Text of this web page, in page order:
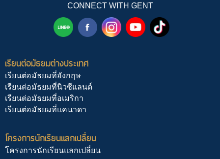
CONNECT WITH GENT
เรียนต่อมัธยมต่างประเทศ
เรียนต่อมัธยมที่อังกฤษ
เรียนต่อมัธยมที่นิวซีแลนด์
เรียนต่อมัธยมที่อเมริกา
เรียนต่อมัธยมที่แคนาดา
โครงการนักเรียนแลกเปลี่ยน
โครงการนักเรียนแลกเปลี่ยน